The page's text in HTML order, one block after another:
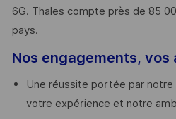
6G. Thales compte près de 85
pays. ​
Nos engagements, vos
Une réussite portée par
votre expérience et notre